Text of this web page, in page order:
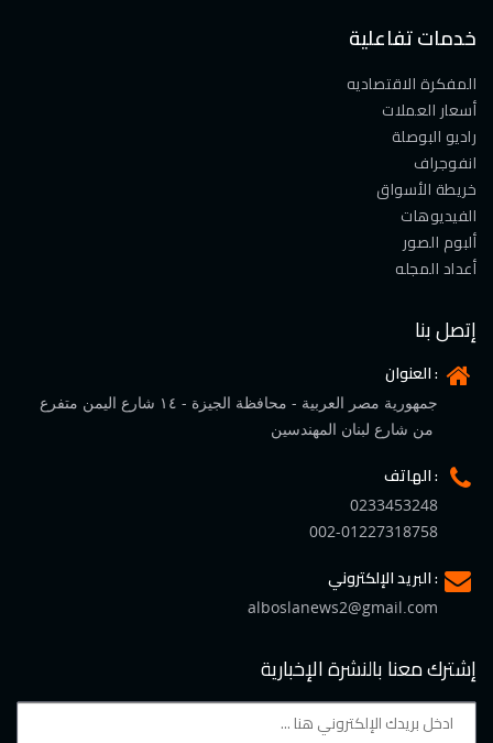
خدمات تفاعلية
المفكرة الاقتصاديه
أسعار العملات
راديو البوصلة
انفوجراف
خريطة الأسواق
الفيديوهات
ألبوم الصور
أعداد المجله
إتصل بنا
العنوان :
جمهورية مصر العربية - محافظة الجيزة - ١٤ شارع اليمن متفرع
الهاتف :
0233453248
002-01227318758
البريد الإلكتروني :
alboslanews2@gmail.com
إشترك معنا بالنشرة الإخبارية